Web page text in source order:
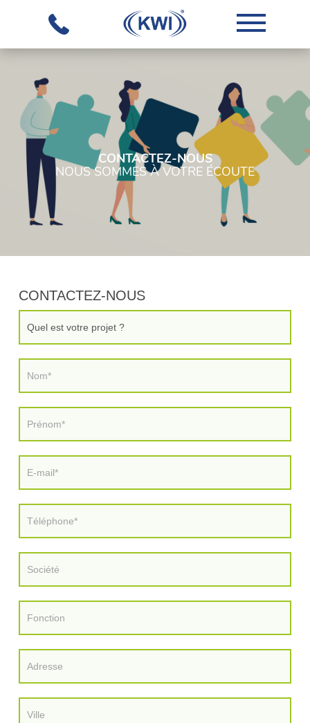
L'ENTREPRISE
SAVOIR-
ÉQUIPEMENTS
SOLUTIONS
GLOBALES
TÉLÉCHARGEMENTS
CONTACTEZ-
NOUS
RÉFÉRENCES
VIDÉOS
LinkedIn
CONTACTEZ-NOUS
NOUS SOMMES À VOTRE ÉCOUTE
CONTACTEZ-NOUS